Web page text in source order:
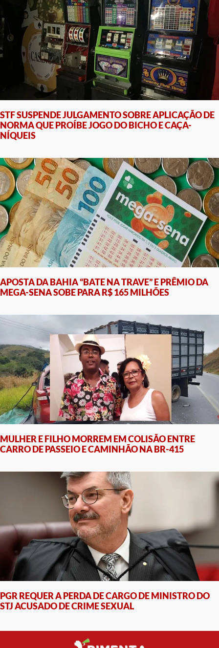
STF SUSPENDE JULGAMENTO SOBRE APLICAÇÃO DE
NORMA QUE PROÍBE JOGO DO BICHO E CAÇA-
NÍQUEIS
APOSTA DA BAHIA “BATE NA TRAVE” E PRÊMIO DA
MEGA-SENA SOBE PARA R$ 165 MILHÕES
MULHER E FILHO MORREM EM COLISÃO ENTRE
CARRO DE PASSEIO E CAMINHÃO NA BR-415
PGR REQUER A PERDA DE CARGO DE MINISTRO DO
STJ ACUSADO DE CRIME SEXUAL